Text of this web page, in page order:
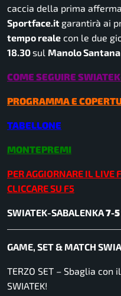
caccia della prima
Sportface.it garantirà ai
tempo reale con le due
18.30sul Manolo Santana
COME SEGUIRE
PROGRAMMA E
TABELLONE
MONTEPREMI
PER AGGIORNARE IL LIVE
CLICCARE SU F5
SWIATEK-SABALENKA7-
GAME, SET & MATCH
TERZO SET – Sbaglia con
SWIATEK!